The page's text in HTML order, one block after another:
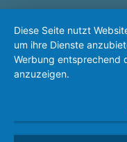
Diese Seite nutzt
um ihre Dienste
Werbung entsprechend
anzuzeigen.